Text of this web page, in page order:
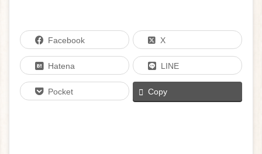
Facebook X
Hatena LINE
Pocket Copy